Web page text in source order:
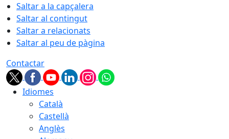
Saltar a la capçalera
Saltar al contingut
Saltar a relacionats
Saltar al peu de pàgina
Contactar
Idiomes
Català
Castellà
Anglès